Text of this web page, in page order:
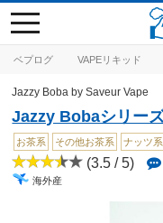
ベプログ VAPEリキッド
toggle
navigation
Jazzy Boba by Saveur Vape
Jazzy Bobaシリー
お茶系 その他お茶系 ナッツ系
(3.5 / 5)
海外産